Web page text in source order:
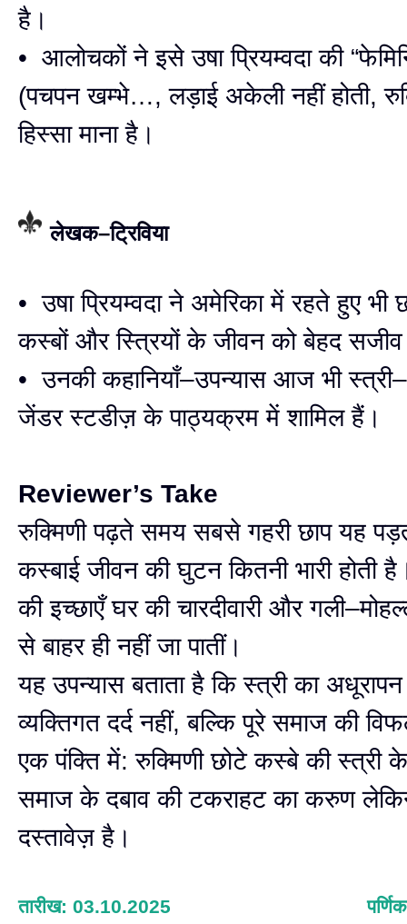
है।
• आलोचकों ने इसे उषा प्रियम्वदा की
(पचपन खम्भे…, लड़ाई अकेली नहीं होती,
हिस्सा माना है।
लेखक–ट्रिविया
• उषा प्रियम्वदा ने अमेरिका में रहते हुए भी
कस्बों और स्त्रियों के जीवन को बेहद
• उनकी कहानियाँ–उपन्यास आज भी
जेंडर स्टडीज़ के पाठ्यक्रम में शामिल हैं।
Reviewer’s Take
रुक्मिणी पढ़ते समय सबसे गहरी छाप यह
कस्बाई जीवन की घुटन कितनी भारी होती
की इच्छाएँ घर की चारदीवारी और
से बाहर ही नहीं जा पातीं।
यह उपन्यास बताता है कि स्त्री का
व्यक्तिगत दर्द नहीं, बल्कि पूरे समाज की
एक पंक्ति में: रुक्मिणी छोटे कस्बे की स्त्री
समाज के दबाव की टकराहट का करुण
दस्तावेज़ है।
तारीख: 03.10.2025